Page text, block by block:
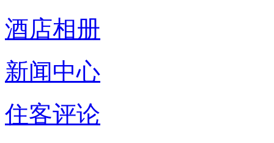
酒店相册
新闻中心
住客评论